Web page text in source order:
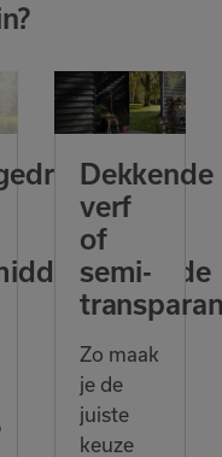
Dekkende
verf
of
semi-
Zo maak
je de
juiste
keuze